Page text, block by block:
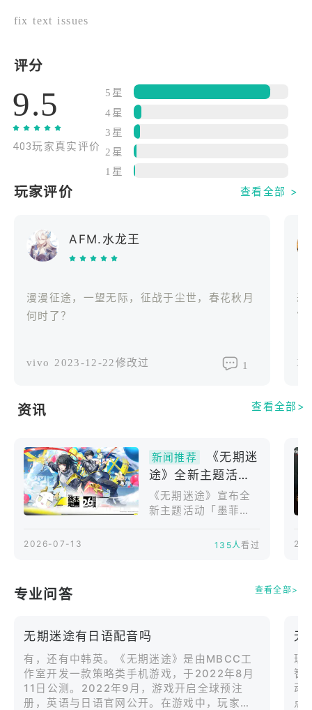
瘟疫中拯救反乌托邦世界。
▣ 拘留最坏蛋的罪人
律和审讯收获他们的忠诚和最黑暗的秘密。
▣ 策划最精巧的战术
时机就是一切。利用您的才能实时控制、部署和释放
罪人的技能。做“操盘手”，力挽狂澜。
世界中。用英语、日语、韩语和汉语探索罪人的内心
世界。随心所欲切换！
更新日期
2022年8月18日
fix text issues
评分
9.5
403玩家真实评价
5星
4星
3星
2星
1星
玩家评价 查看全部 >
AFM.水龙王
漫漫征途，一望无际，征战于尘世，春花秋月
何时了？
vivo 2023-12-22修改过 1
恶
审
资讯 查看全部>
新闻推荐
《无期迷
途》全新主题活动
「墨菲的日常」正
式开启，全新禁闭
《无期迷途》宣布全
新主题活动「墨菲的
新后正式登场，本次
意外的异世界冒险！
本次版本同步推出两
位全新禁闭者——S级
禁闭者墨菲与A级禁闭
者诺玛，并开放限时
追踪行动「悖论幻
2026-07-13 135人看过
专业问答 查看全部>
无期迷途有日语配音吗
有，还有中韩英。《无期迷途》是由MBCC工
作室开发一款策略类手机游戏，于2022年8月
11日公测。2022年9月，游戏开启全球预注
册，英语与日语官网公开。在游戏中，玩家将
无
理
智
动
点